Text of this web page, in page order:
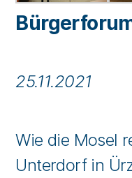
25.11.2021
Wie die Mosel
Unterdorf in